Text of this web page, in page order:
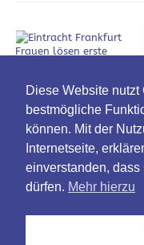
Diese Website nutzt
bestmögliche
können. Mit der
Internetseite,
einverstanden,
dürfen. Mehr hierzu